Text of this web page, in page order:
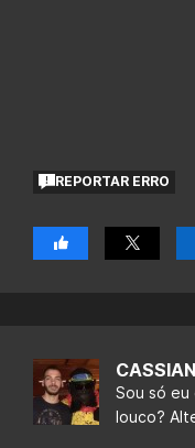
REPORTAR ERRO
Sou só eu
louco?